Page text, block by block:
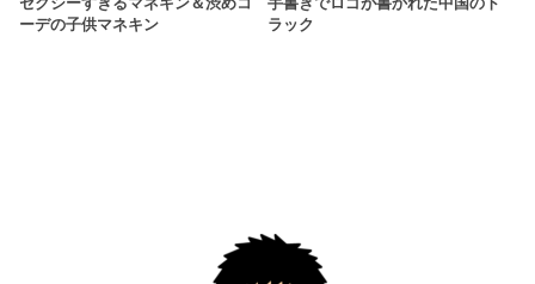
セクシーすぎるマネキン＆渋めコ
ーデの子供マネキン
手書きでロゴが書かれた中国のト
ラック